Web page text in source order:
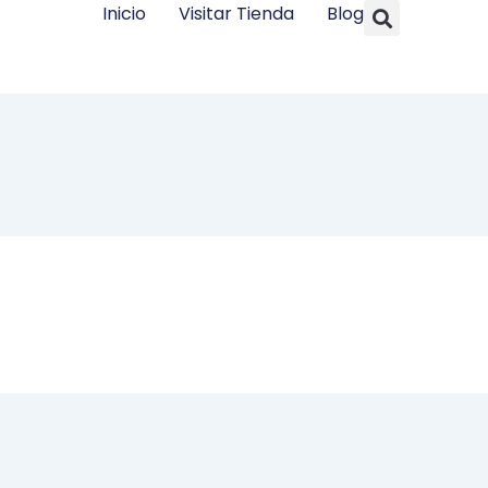
Inicio Visitar Tienda Blog Search